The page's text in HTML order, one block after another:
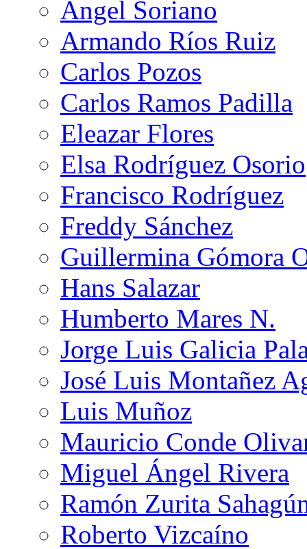
Ángel Soriano
Armando Ríos Ruiz
Carlos Pozos
Carlos Ramos Padilla
Eleazar Flores
Elsa Rodríguez Osorio
Francisco Rodríguez
Freddy Sánchez
Guillermina Gómora
Hans Salazar
Humberto Mares N.
Jorge Luis Galicia
José Luis Montañez
Luis Muñoz
Mauricio Conde
Miguel Ángel Rivera
Ramón Zurita
Roberto Vizcaíno